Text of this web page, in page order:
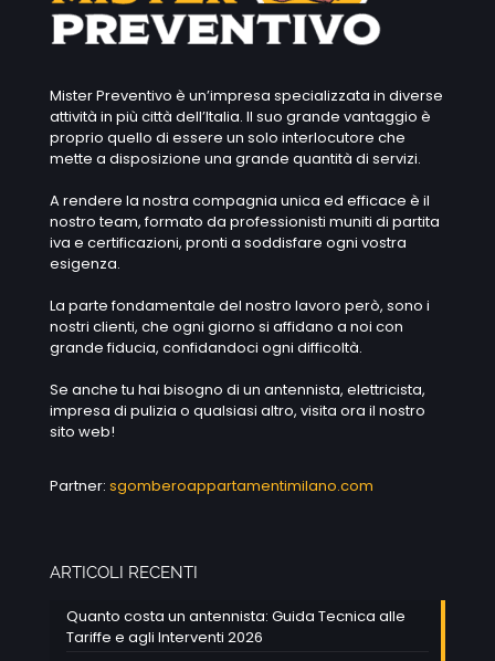
Mister Preventivo è un’impresa specializzata in diverse
attività in più città dell’Italia. Il suo grande vantaggio è
proprio quello di essere un solo interlocutore che
mette a disposizione una grande quantità di servizi.
A rendere la nostra compagnia unica ed efficace è il
nostro team, formato da professionisti muniti di partita
iva e certificazioni, pronti a soddisfare ogni vostra
esigenza.
La parte fondamentale del nostro lavoro però, sono i
nostri clienti, che ogni giorno si affidano a noi con
grande fiducia, confidandoci ogni difficoltà.
Se anche tu hai bisogno di un antennista, elettricista,
impresa di pulizia o qualsiasi altro, visita ora il nostro
sito web!
Partner: sgomberoappartamentimilano.com
ARTICOLI RECENTI
Quanto costa un antennista: Guida Tecnica alle
Tariffe e agli Interventi 2026